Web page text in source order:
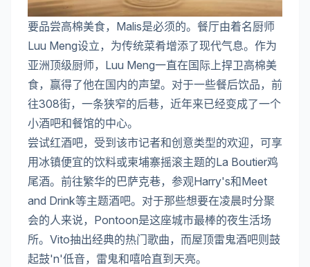
要品尝高棉美食，Malis是必须的。餐厅由着名厨师
Luu Meng设立，为传统菜肴增添了现代气息。作为
亚洲顶级厨师，Luu Meng一直在国际上捍卫高棉美
食，赢得了他在国内的声望。对于一些餐后饮品，前
往308街，一条狭窄的后巷，近年来已经变成了一个
小酒吧和餐馆的中心。
尝试红酒吧，受到该市记者和创意类型的欢迎，可享
用冰镇便宜的饮料或柬埔寨摇滚主题的La Boutier鸡
尾酒。前往繁华的巴萨克巷，参观Harry's和Meet
and Drink等主题酒吧。对于那些想要在凌晨时分聚
会的人来说，Pontoon是这座城市最棒的夜生活场
所。Vito抽出经典的热门歌曲，而屋顶雷鬼酒吧则鼓
起鼓'n'低音，雷鬼和嘻哈直到天亮。